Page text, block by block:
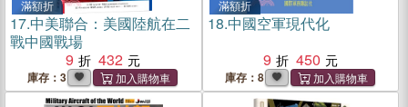
滿額折
17.中美聯合：美國陸航在二
戰中國戰場
9
432
庫存：3
滿額折
18.中國空軍現代化
9
450
庫存：8